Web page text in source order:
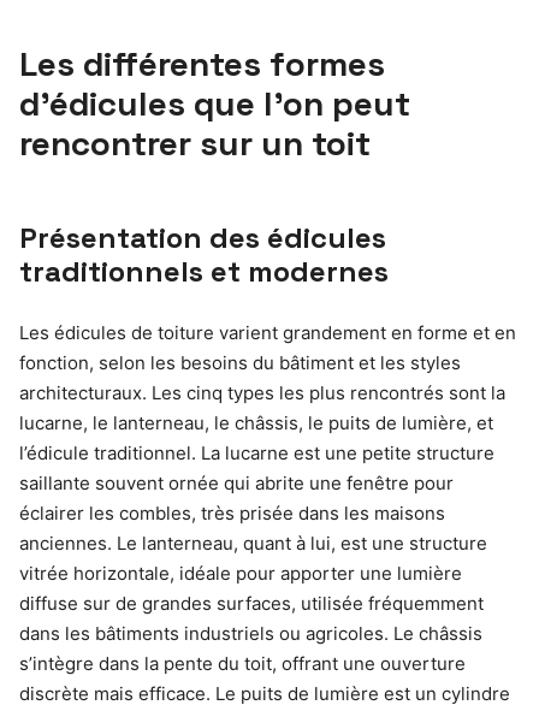
Les différentes formes
d’édicules que l’on peut
rencontrer sur un toit
Présentation des édicules
traditionnels et modernes
Les édicules de toiture varient grandement en forme et en
fonction, selon les besoins du bâtiment et les styles
architecturaux. Les cinq types les plus rencontrés sont la
lucarne, le lanterneau, le châssis, le puits de lumière, et
l’édicule traditionnel. La lucarne est une petite structure
saillante souvent ornée qui abrite une fenêtre pour
éclairer les combles, très prisée dans les maisons
anciennes. Le lanterneau, quant à lui, est une structure
vitrée horizontale, idéale pour apporter une lumière
diffuse sur de grandes surfaces, utilisée fréquemment
dans les bâtiments industriels ou agricoles. Le châssis
s’intègre dans la pente du toit, offrant une ouverture
discrète mais efficace. Le puits de lumière est un cylindre